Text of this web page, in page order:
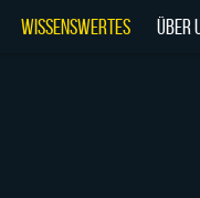
WISSENSWERTES ÜBER